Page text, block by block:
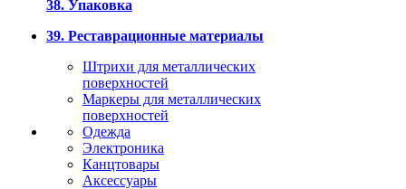
38. Упаковка
39. Реставрационные материалы
Штрихи для металлических
поверхностей
Маркеры для металлических
поверхностей
Одежда
Электроника
Канцтовары
Аксессуары